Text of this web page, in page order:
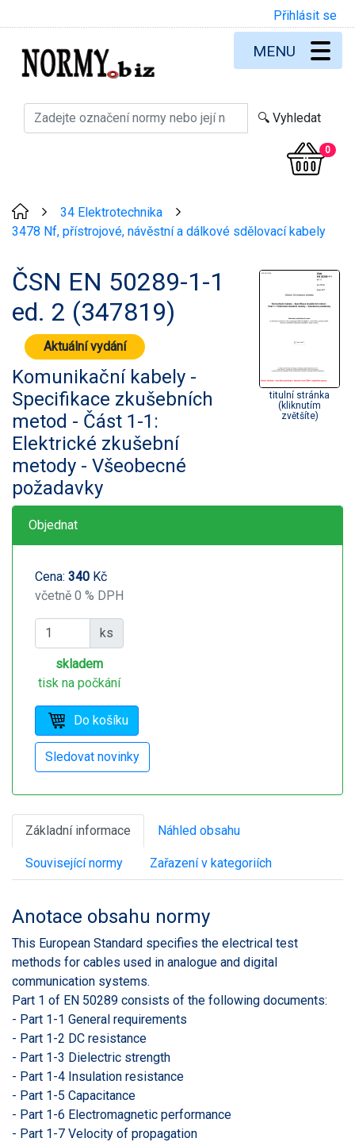
Přihlásit se
0
MENU
34 Elektrotechnika
3478 Nf, přístrojové, návěstní a dálkové sdělovací kabely
ČSN EN 50289-1-1
ed. 2 (347819)
Aktuální vydání
Komunikační kabely -
Specifikace zkušebních
metod - Část 1-1:
Elektrické zkušební
metody - Všeobecné
požadavky
titulní stránka
(kliknutím
zvětšíte)
Objednat
Cena: 340 Kč
včetně 0 % DPH
ks
skladem
tisk na počkání
Základní informace Náhled obsahu
Související normy Zařazení v kategoriích
Anotace obsahu normy
This European Standard specifies the electrical test
methods for cables used in analogue and digital
communication systems.
Part 1 of EN 50289 consists of the following documents:
- Part 1-1 General requirements
- Part 1-2 DC resistance
- Part 1-3 Dielectric strength
- Part 1-4 Insulation resistance
- Part 1-5 Capacitance
- Part 1-6 Electromagnetic performance
- Part 1-7 Velocity of propagation